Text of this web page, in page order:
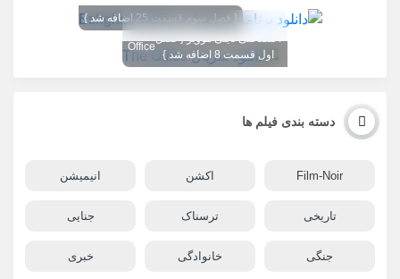
{ فصل سوم قسمت 25 اضافه شد }
تگ تصویر عوض شد 1080
اختصاصی تاینی موویز { فصل
اول قسمت 8 اضافه شد }
The
Office
دسته بندی فیلم ها
Film-Noir اکشن انیمیشن
تاریخی ترسناک جنایی
جنگی خانوادگی خبری